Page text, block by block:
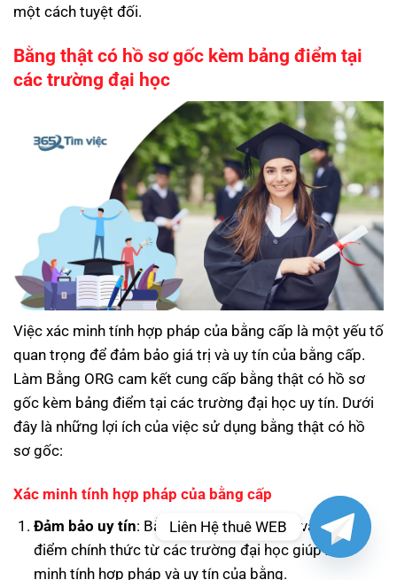
một cách tuyệt đối.
Bằng thật có hồ sơ gốc kèm bảng điểm tại
các trường đại học
Việc xác minh tính hợp pháp của bằng cấp là một yếu tố
quan trọng để đảm bảo giá trị và uy tín của bằng cấp.
Làm Bằng ORG cam kết cung cấp bằng thật có hồ sơ
gốc kèm bảng điểm tại các trường đại học uy tín. Dưới
đây là những lợi ích của việc sử dụng bằng thật có hồ
sơ gốc:
Xác minh tính hợp pháp của bằng cấp
Đảm bảo uy tín: Bằng cấp có hồ sơ gốc và bảng
điểm chính thức từ các trường đại học giúp xác
minh tính hợp pháp và uy tín của bằng.
Liên Hệ thuê WEB